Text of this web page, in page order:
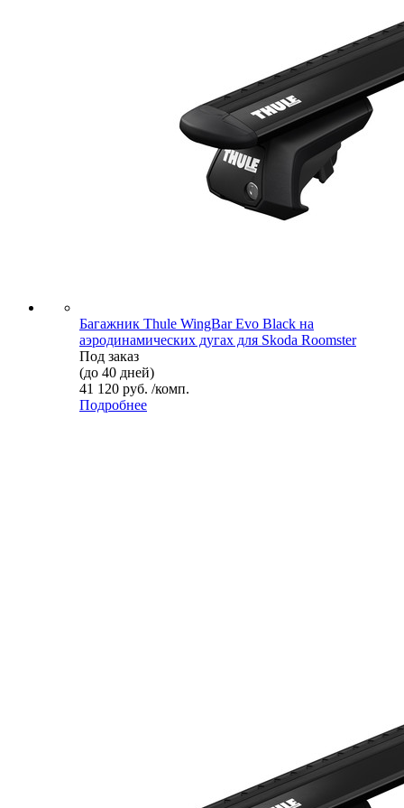
Багажник Thule WingBar Evo Black на
аэродинамических дугах для Skoda Roomster
Под заказ
(до 40 дней)
41 120 руб. /комп.
Подробнее